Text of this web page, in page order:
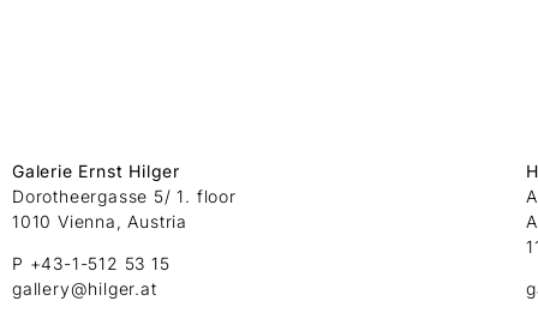
Galerie Ernst Hilger
Dorotheergasse 5/ 1. floor
1010 Vienna, Austria
P +43-1-512 53 15
gallery@hilger.at